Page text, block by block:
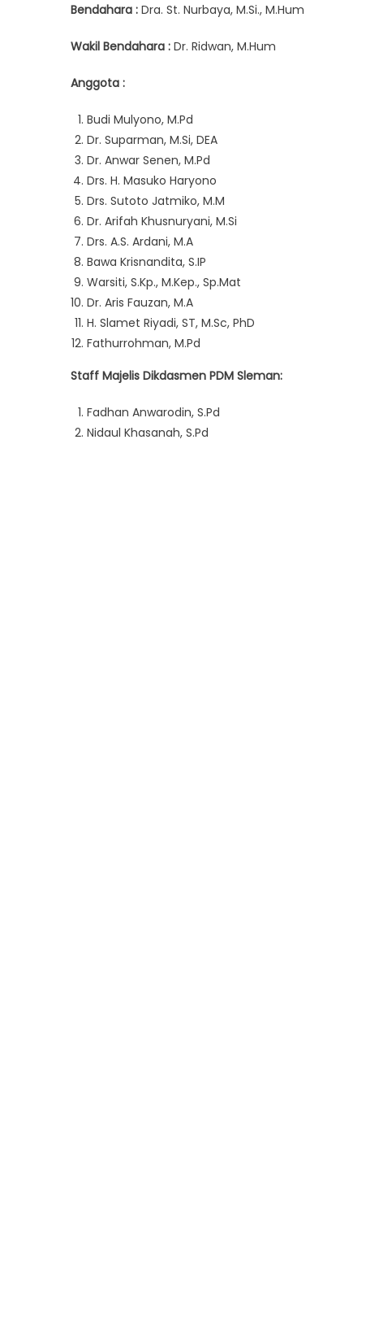
Bendahara : Dra. St. Nurbaya, M.Si., M.Hum
Wakil Bendahara : Dr. Ridwan, M.Hum
Anggota :
Budi Mulyono, M.Pd
Dr. Suparman, M.Si, DEA
Dr. Anwar Senen, M.Pd
Drs. H. Masuko Haryono
Drs. Sutoto Jatmiko, M.M
Dr. Arifah Khusnuryani, M.Si
Drs. A.S. Ardani, M.A
Bawa Krisnandita, S.IP
Warsiti, S.Kp., M.Kep., Sp.Mat
Dr. Aris Fauzan, M.A
H. Slamet Riyadi, ST, M.Sc, PhD
Fathurrohman, M.Pd
Staff Majelis Dikdasmen PDM Sleman:
Fadhan Anwarodin, S.Pd
Nidaul Khasanah, S.Pd